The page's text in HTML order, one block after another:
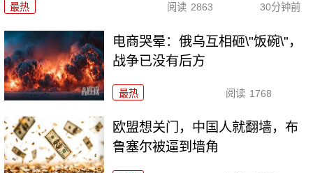
最热 阅读 2863 30分钟前
电商哭晕：俄乌互相砸\"饭碗\"，
战争已没有后方
最热 阅读 1768
欧盟想关门，中国人就翻墙，布
鲁塞尔被逼到墙角